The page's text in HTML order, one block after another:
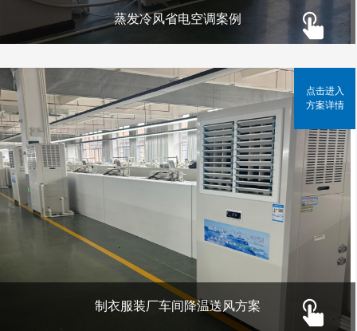
蒸发冷风省电空调案例
制衣服装厂车间降温送风方案
点击进入
方案详情